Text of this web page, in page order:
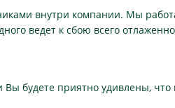
внутри компании. Мы
ведет к сбою всего
будете приятно удивлены,